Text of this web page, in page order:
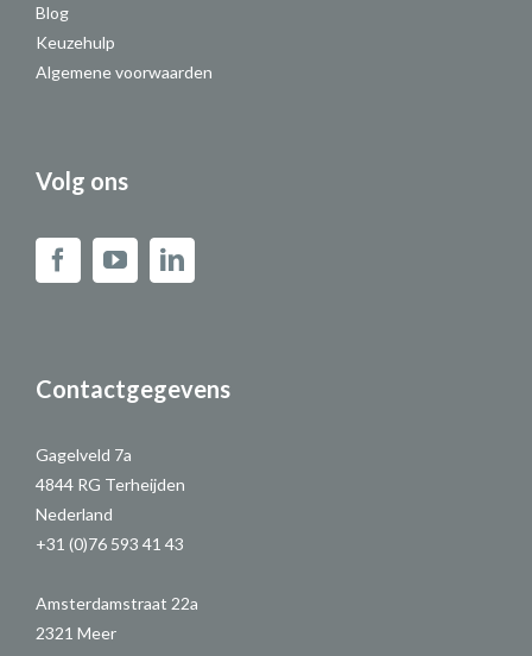
Blog
Keuzehulp
Algemene voorwaarden
Volg ons
Contactgegevens
Gagelveld 7a
4844 RG Terheijden
Nederland
+31 (0)76 593 41 43
Amsterdamstraat 22a
2321 Meer